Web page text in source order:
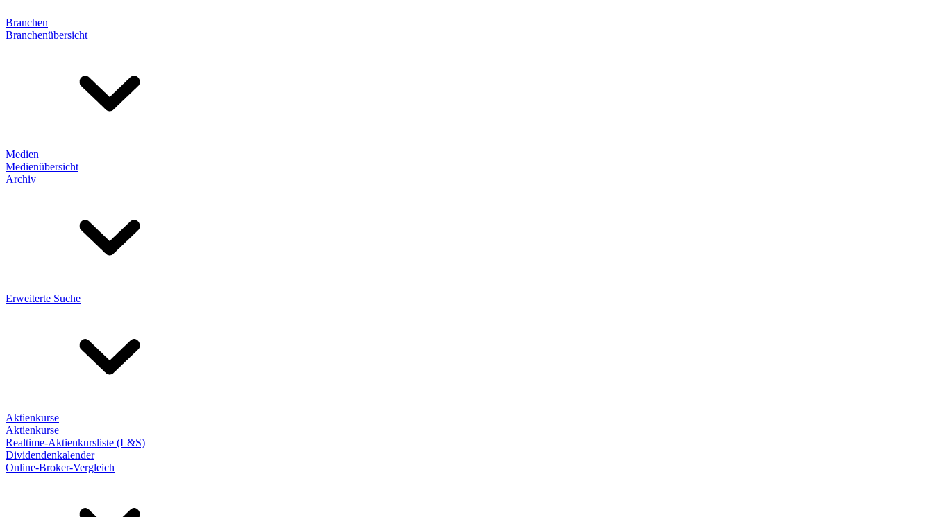
Branchen
Branchenübersicht
Medien
Medienübersicht
Archiv
Erweiterte Suche
Aktienkurse
Aktienkurse
Realtime-Aktienkursliste (L&S)
Dividendenkalender
Online-Broker-Vergleich